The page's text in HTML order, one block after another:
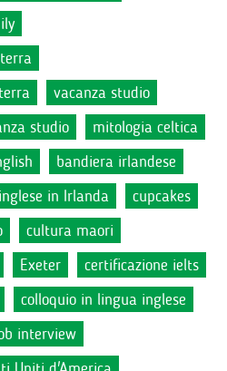
vacanza studio
studio
mitologia celtica
bandiera irlandese
in Irlanda
cupcakes
cultura maori
Exeter
certificazione ielts
colloquio in lingua inglese
interview